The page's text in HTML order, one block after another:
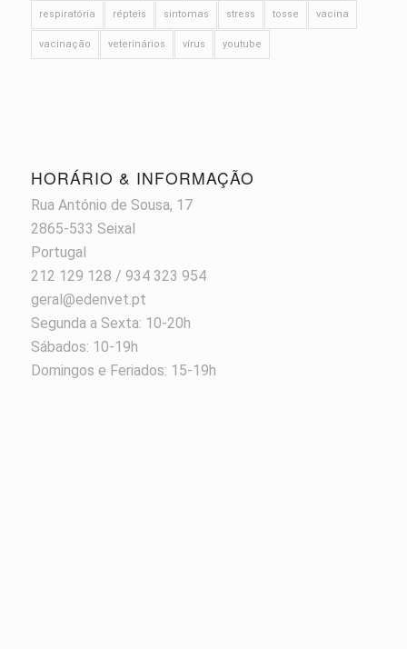
respiratória répteis sintomas stress tosse vacina
vacinação veterinários vírus youtube
HORÁRIO & INFORMAÇÃO
Rua António de Sousa, 17
2865-533 Seixal
Portugal
212 129 128 / 934 323 954
geral@edenvet.pt
Segunda a Sexta: 10-20h
Sábados: 10-19h
Domingos e Feriados: 15-19h